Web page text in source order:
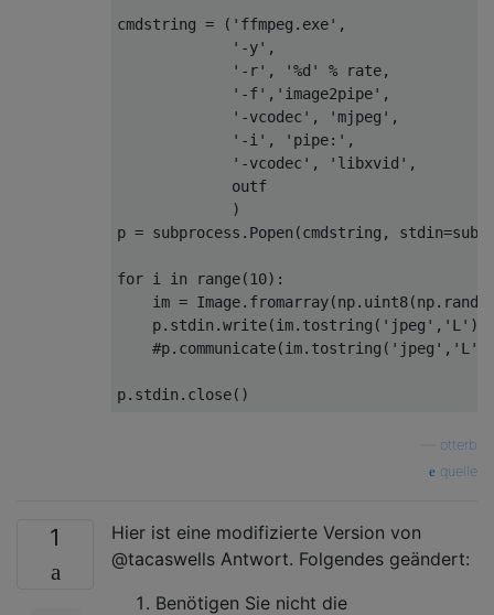
cmdstring = ( 'ffmpeg.exe' ,
'-y' ,
'-r' , '%d'
% rate,
'-f' , 'image2pipe' ,
'-vcodec' , 'mjpeg' ,
'-i' , 'pipe:' ,
'-vcodec' , 'libxvid' ,
             outf
             )
p = subprocess.Popen(cmdstring,
for i in range(10):
im =
    p.stdin.write(im.tostring(
'jpeg' , 'L' ))
otterb
quelle
1
Hier ist eine modifizierte Version von
@tacaswells Antwort. Folgendes geändert:
Benötigen Sie nicht die